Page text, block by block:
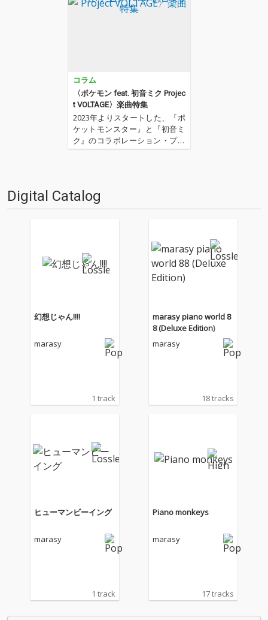
コラム
〈ポケモン feat. 初音ミク Projec
t VOLTAGE〉楽曲特集
2023年よりスタートした、『ポ
ケットモンスター』と『初音ミ
ク』のコラボレーション・プロ
ジェクト、〈ポケモン feat. 初
ロPたちが書き下ろした楽曲群
は…
Digital Catalog
幻想じゃん!!!!
marasy
1 track
marasy piano world 8
8 (Deluxe Edition)
marasy
18 tracks
ヒューマンビーイング
marasy
1 track
Piano monkeys
marasy
17 tracks